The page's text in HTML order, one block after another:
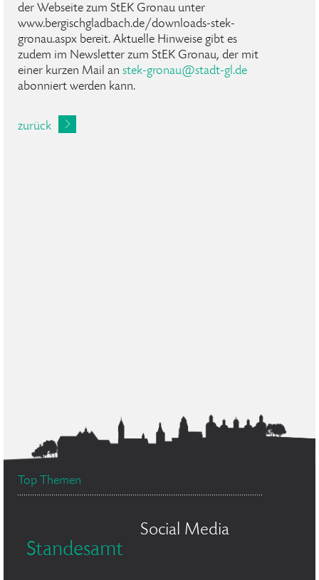
der Webseite zum StEK Gronau unter
www.bergischgladbach.de/downloads-stek-
gronau.aspx bereit. Aktuelle Hinweise gibt es
zudem im Newsletter zum StEK Gronau, der mit
einer kurzen Mail an stek-gronau@stadt-gl.de
abonniert werden kann.
zurück
Top Themen
Standesamt
Social Media